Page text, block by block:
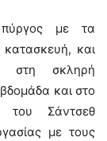
με τα
και
στη σκληρή
και στο
του Σάντσεθ
με τους